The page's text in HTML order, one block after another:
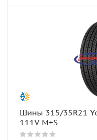
Шины 315/35R21
111V M+S